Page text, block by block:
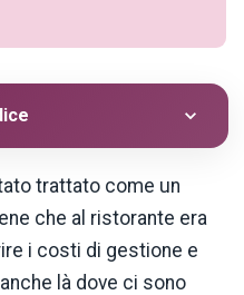
trattato come un
che al ristorante era
i costi di gestione e
là dove ci sono